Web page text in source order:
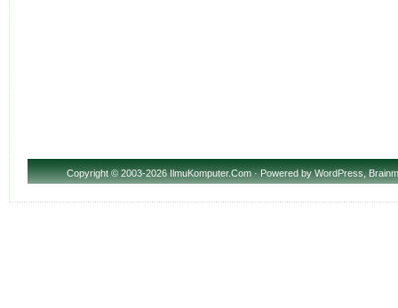
Copyright© 2003-2026 IlmuKomputer.Com · Powered byWordPress,